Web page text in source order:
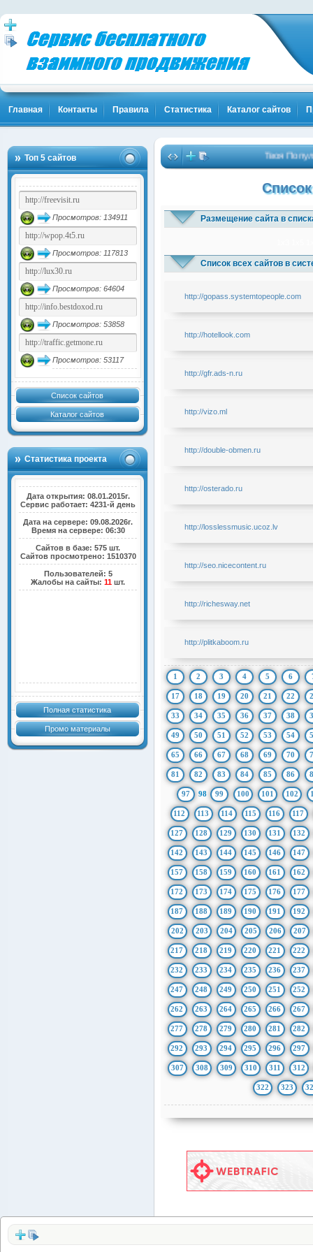
Главная Контакты Правила Статистика Каталог сайтов
Топ 5 сайтов
Просмотров: 134911
Просмотров: 117813
Просмотров: 64604
Просмотров: 53858
Просмотров: 53117
Список сайтов
Каталог сайтов
Статистика проекта
Дата открытия: 08.01.2015г.
Сервис работает: 4231-й день
Дата на сервере: 09.08.2026г.
Время на сервере: 06:30
Сайтов в базе: 575 шт.
Сайтов просмотрено: 1510370
Пользователей: 5
Жалобы на сайты:11 шт.
Полная статистика
Промо материалы
Твоя
Размещение сайта в
Список всех сайтов в
http://gopass.systemtopeople.com
http://hotellook.com
http://gfr.ads-n.ru
http://vizo.ml
http://double-obmen.ru
http://osterado.ru
http://losslessmusic.ucoz.lv
http://seo.nicecontent.ru
http://richesway.net
http://plitkaboom.ru
1 2 3 4 5 6
17 18 19 20 21 22
33 34 35 36 37 38
49 50 51 52 53 54
65 66 67 68 69 70
81 82 83 84 85 86
97 98 99 100 101 102
112 113 114 115 116 117
127 128 129 130 131 132
142 143 144 145 146 147
157 158 159 160 161 162
172 173 174 175 176 177
187 188 189 190 191 192
202 203 204 205 206 207
217 218 219 220 221 222
232 233 234 235 236 237
247 248 249 250 251 252
262 263 264 265 266 267
277 278 279 280 281 282
292 293 294 295 296 297
307 308 309 310 311 312
322 323